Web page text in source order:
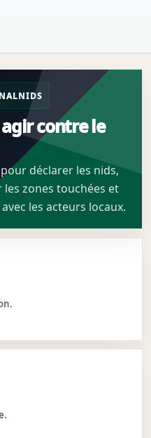
contre le
déclarer les nids,
les zones touchées et
les acteurs locaux.